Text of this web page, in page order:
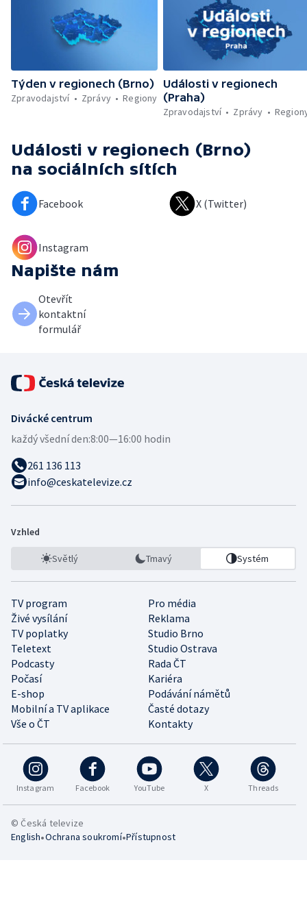
Týden v regionech (Brno)
Zpravodajství
Zprávy Regiony
Události v regionech
(Praha)
Zpravodajství
Zprávy
Události v regionech (Brno)
na sociálních sítích
Facebook X (Twitter)
Instagram
Napište nám
Otevřít
kontaktní
formulář
Divácké centrum
každý všední den:8:00—16:00 hodin
261 136 113
info@ceskatelevize.cz
Vzhled
Světlý Tmavý Systém
TV program
Pro média
Živé vysílání
Reklama
TV poplatky
Studio Brno
Teletext
Studio Ostrava
Podcasty
Rada ČT
Počasí
Kariéra
E-shop
Podávání námětů
Mobilní a TV aplikace
Časté dotazy
Vše o ČT
Kontakty
Instagram Facebook YouTube X Threads
© Česká televize
English•Ochrana soukromí•Přístupnost